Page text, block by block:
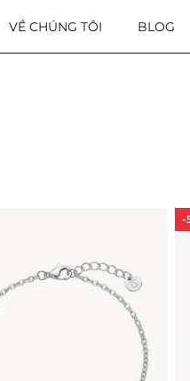
VỀ CHÚNG TÔI BLOG
-